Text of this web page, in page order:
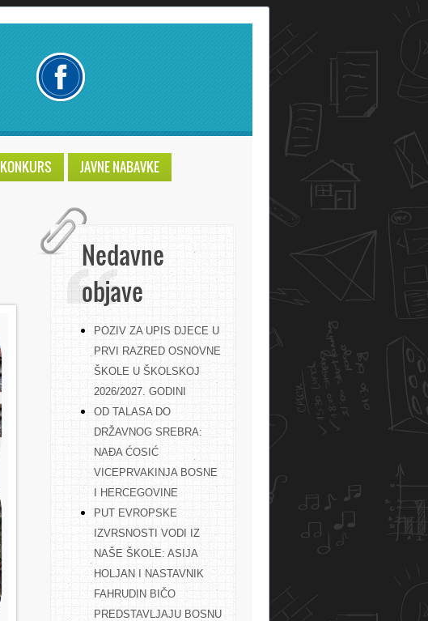
KONKURS JAVNE NABAVKE
Nedavne
objave
POZIV ZA UPIS DJECE U
PRVI RAZRED OSNOVNE
ŠKOLE U ŠKOLSKOJ
2026/2027. GODINI
OD TALASA DO
DRŽAVNOG SREBRA:
NAĐA ĆOSIĆ
VICEPRVAKINJA BOSNE
I HERCEGOVINE
PUT EVROPSKE
IZVRSNOSTI VODI IZ
NAŠE ŠKOLE: ASIJA
HOLJAN I NASTAVNIK
FAHRUDIN BIČO
PREDSTAVLJAJU BOSNU